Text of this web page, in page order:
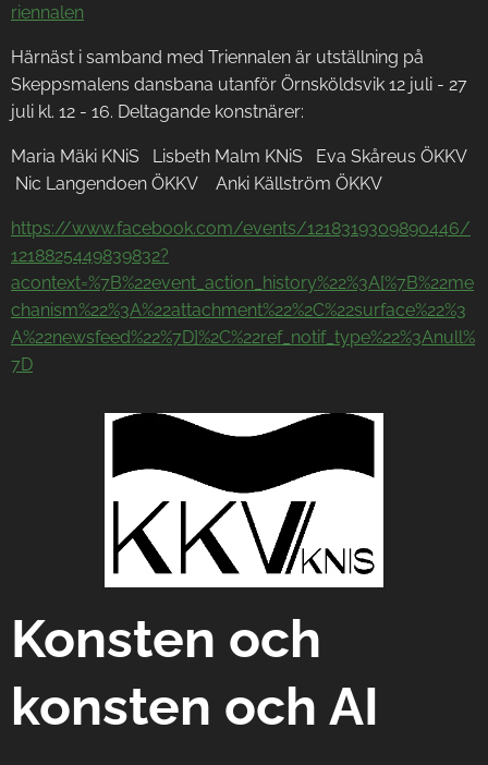
riennalen
Härnäst i samband med Triennalen är utställning på
Skeppsmalens dansbana utanför Örnsköldsvik 12 juli - 27
juli kl. 12 - 16. Deltagande konstnärer:
Maria Mäki KNiS Lisbeth Malm KNiS Eva Skåreus ÖKKV
Nic Langendoen ÖKKV Anki Källström ÖKKV
https://www.facebook.com/events/1218319309890446/
1218825449839832?
acontext=%7B%22event_action_history%22%3A[%7B%22me
chanism%22%3A%22attachment%22%2C%22surface%22%3
A%22newsfeed%22%7D]%2C%22ref_notif_type%22%3Anull%
7D
Konsten och
konsten och AI